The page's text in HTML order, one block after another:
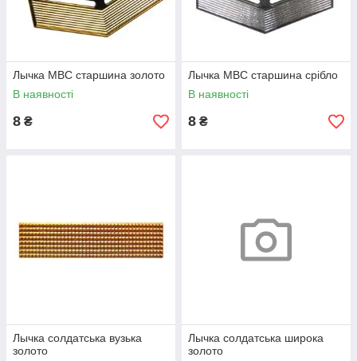
Лычка МВС старшина золото
В наявності
8 ₴
Лычка МВС старшина срібло
В наявності
8 ₴
Лычка солдатська вузька
золото
Лычка солдатська широка
золото